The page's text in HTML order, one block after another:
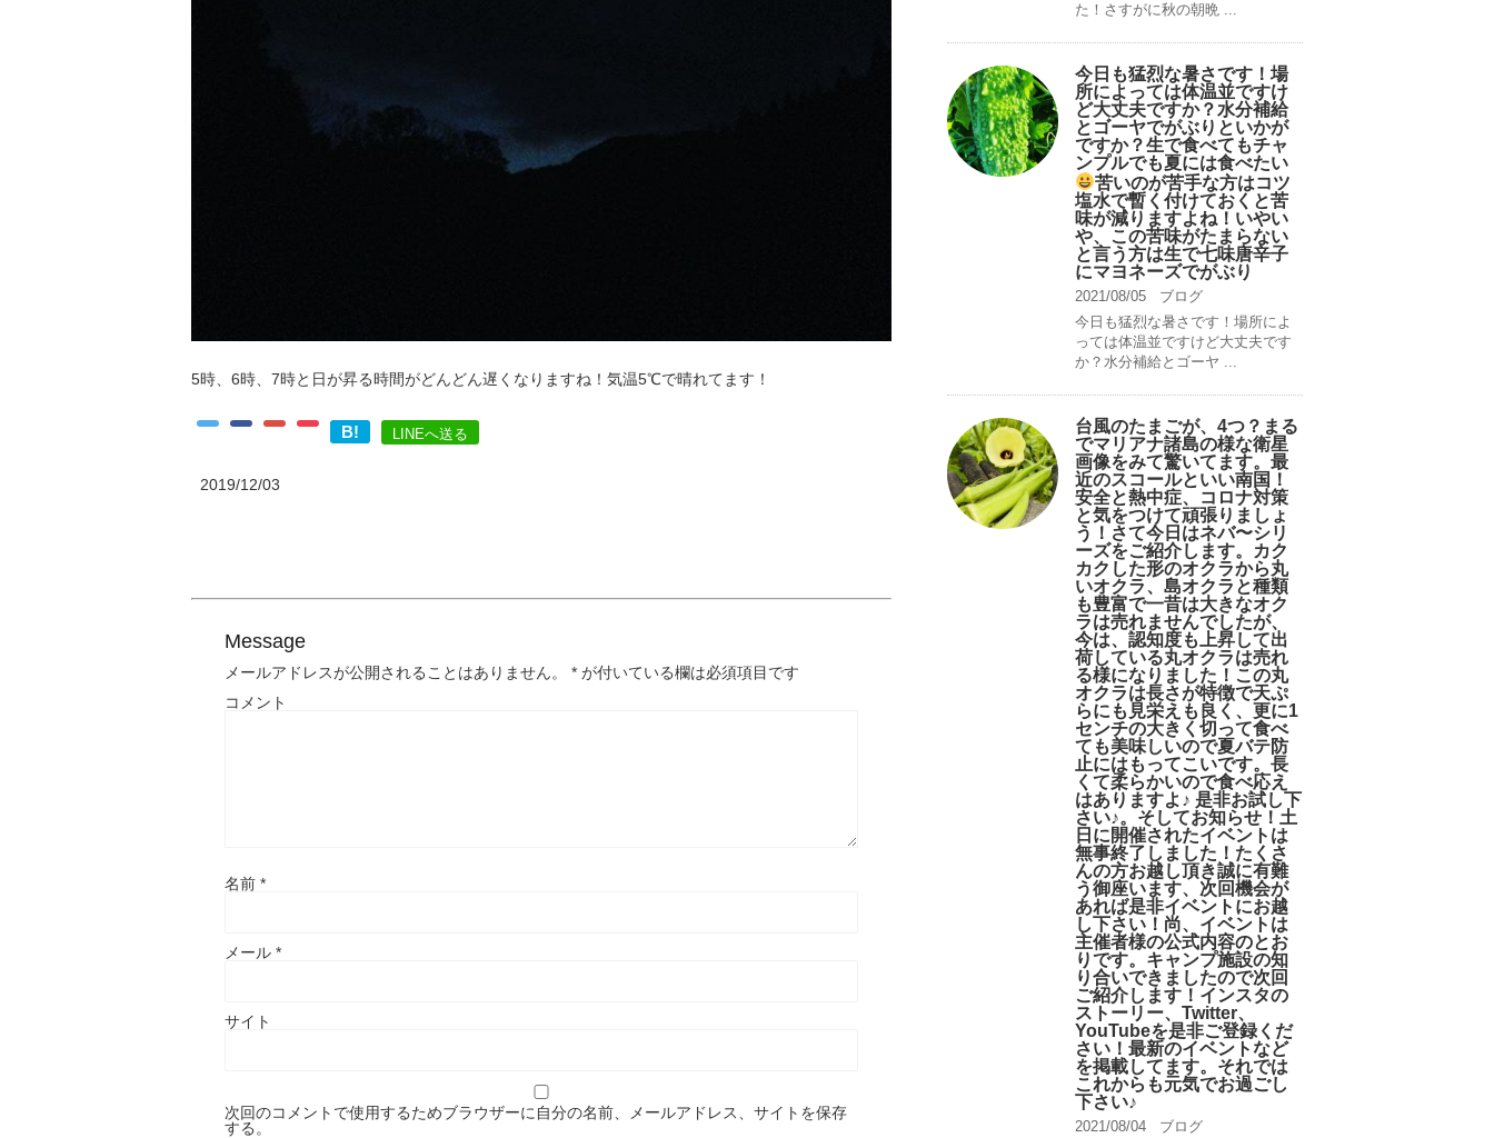
5時、6時、7時と日が昇る時間がどんどん遅くなりますね！気温5℃で晴れてます！
B! LINEへ送る
2019/12/03
Message
メールアドレスが公開されることはありません。 * が付いている欄は必須項目です
コメント
名前 *
メール *
サイト
次回のコメントで使用するためブラウザーに自分の名前、メールアドレス、サイトを保存
する。
た！さすがに秋の朝晩 ...
今日も猛烈な暑さです！場
所によっては体温並ですけ
ど大丈夫ですか？水分補給
とゴーヤでがぶりといかが
ですか？生で食べてもチャ
ンプルでも夏には食べたい
苦いのが苦手な方はコツ
塩水で暫く付けておくと苦
味が減りますよね！いやい
や、この苦味がたまらない
と言う方は生で七味唐辛子
にマヨネーズでがぶり
2021/08/05
ブログ
今日も猛烈な暑さです！場所によ
っては体温並ですけど大丈夫です
か？水分補給とゴーヤ ...
台風のたまごが、4つ？まる
でマリアナ諸島の様な衛星
画像をみて驚いてます。最
近のスコールといい南国！
安全と熱中症、コロナ対策
と気をつけて頑張りましょ
う！さて今日はネバ〜シリ
ーズをご紹介します。カク
カクした形のオクラから丸
いオクラ、島オクラと種類
も豊富で一昔は大きなオク
ラは売れませんでしたが、
今は、認知度も上昇して出
荷している丸オクラは売れ
る様になりました！この丸
オクラは長さが特徴で天ぷ
らにも見栄えも良く、更に1
センチの大きく切って食べ
ても美味しいので夏バテ防
止にはもってこいです。長
くて柔らかいので食べ応え
はありますよ♪ 是非お試し下
さい♪。そしてお知らせ！土
日に開催されたイベントは
無事終了しました！たくさ
んの方お越し頂き誠に有難
う御座います、次回機会が
あれば是非イベントにお越
し下さい！尚、イベントは
主催者様の公式内容のとお
りです。キャンプ️施設の知
り合いできましたので次回
ご紹介します！インスタの
ストーリー、Twitter、
YouTubeを是非ご登録くだ
さい！最新のイベントなど
を掲載してます。それでは
これからも元気でお過ごし
下さい♪
2021/08/04
ブログ